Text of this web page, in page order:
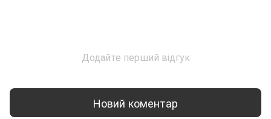
Додайте перший відгук
Новий коментар